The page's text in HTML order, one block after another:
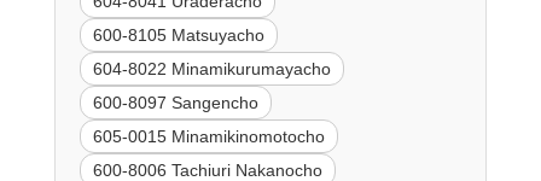
600-8105 Matsuyacho
604-8022 Minamikurumayacho
600-8097 Sangencho
605-0015 Minamikinomotocho
600-8006 Tachiuri Nakanocho